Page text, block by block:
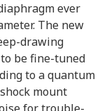
ever
The new
drawing
be fine-tuned
to a quantum
mount